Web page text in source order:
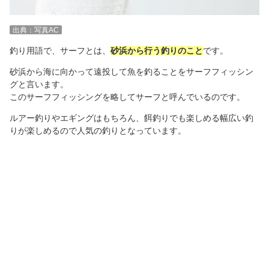
出典：写真AC
釣り用語で、サーフとは、 砂浜から行う釣りのことです。
砂浜から海に向かって遠投して魚を釣ることをサーフフィッシン
グと言います。
このサーフフィッシングを略してサーフと呼んでいるのです。
ルアー釣りやエギングはもちろん、餌釣りでも楽しめる幅広い釣
りが楽しめるので人気の釣りとなっています。